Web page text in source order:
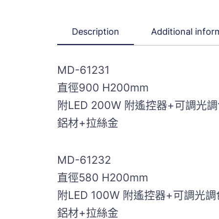
Description Additional
MD-61231
直徑900 H200mm
附LED 200W 附遙控器+可調光
鋁材+拉絲金
MD-61232
直徑580 H200mm
附LED 100W 附遙控器+可調光調
鋁材+拉絲金